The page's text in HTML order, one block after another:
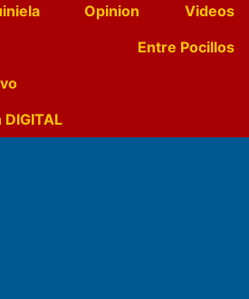
Opinion
Videos
Entre Pocillos